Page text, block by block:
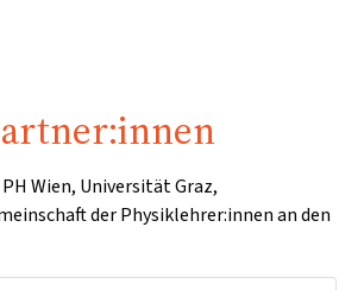
Wien, Universität Graz,
der Physiklehrer:innen an den